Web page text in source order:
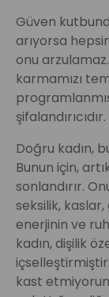
Güven
arıyorsa
onu
karmamızı
Doğru kadın,
Bunun için,
sonlandırır.
seksilik,
enerjinin ve
kadın, dişilik
kast